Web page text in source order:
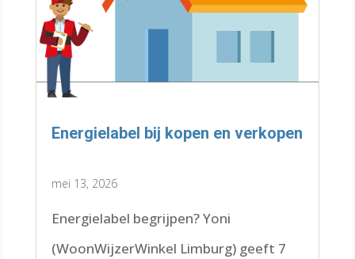
Energielabel bij kopen en verkopen
mei 13, 2026
Energielabel begrijpen? Yoni
(WoonWijzerWinkel Limburg) geeft 7